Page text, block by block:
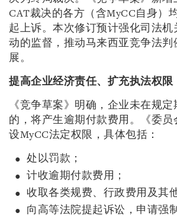
CAT裁决的各方（含MyCC自身）
起上诉。本次修订预计强化司法机
动的监督，推动马来西亚竞争法判
展。
提高企业经济责任、扩充执法权限
《竞争草案》明确，企业未在规
的，将产生逾期付款费用。《委员
设MyCC法定权限，具体包括：
处以罚款；
计收逾期付款费用；
收取各类规费、行政费用及其
向高等法院提起诉讼，申请强